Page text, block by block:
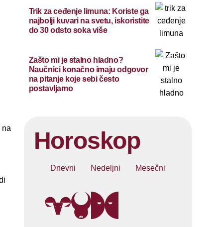
na
Trik za ceđenje limuna: Koriste ga
najbolji kuvari na svetu, iskoristite
do 30 odsto soka više
Zašto mi je stalno hladno?
Naučnici konačno imaju odgovor
na pitanje koje sebi često
postavljamo
Horoskop
Dnevni Nedeljni Mesečni